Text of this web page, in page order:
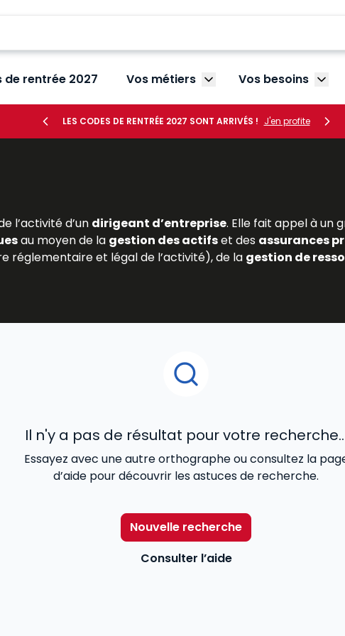
de rentrée 2027 Vos métiers Afficher le sous-menu
Vos besoins
LES CODES DE RENTRÉE 2027 SONT ARRIVÉS ! J'en profite
l’activité d’un dirigeant d’entreprise. Elle fait appel à un
au moyen de la gestion des actifset des assurances
réglementaire et légal de l’activité), de la gestion de
Il n'y a pas de résultat pour votre
Essayez avec une autre orthographe ou consultez la
d’aide pour découvrir les astuces de recherche.
Nouvelle recherche
Consulter l’aide